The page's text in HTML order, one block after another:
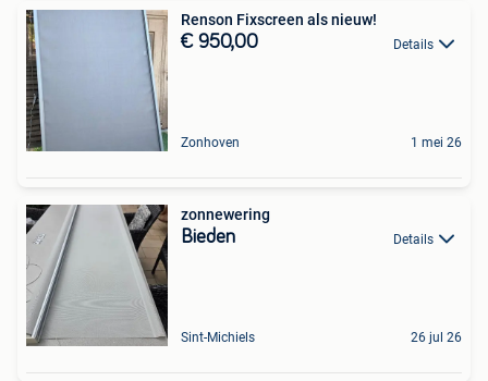
Renson Fixscreen als nieuw!
€ 950,00 Details
Zonhoven 1 mei 26
zonnewering
Bieden Details
Sint-Michiels 26 jul 26